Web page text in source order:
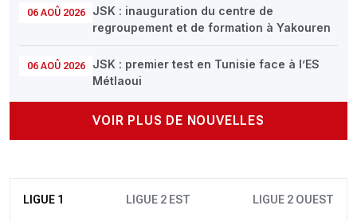
06 AOÛ 2026
JSK : inauguration du centre de
regroupement et de formation à Yakouren
06 AOÛ 2026
JSK : premier test en Tunisie face à l’ES
Métlaoui
VOIR PLUS DE NOUVELLES
LIGUE 1 LIGUE 2 EST LIGUE 2 OUEST